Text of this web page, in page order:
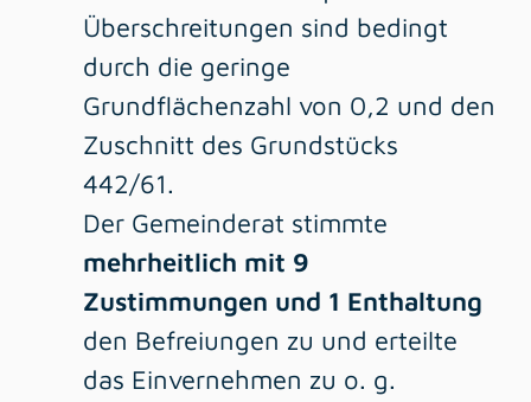
Überschreitungen sind bedingt
durch die geringe
Grundflächenzahl von 0,2 und den
Zuschnitt des Grundstücks
442/61.
Der Gemeinderat stimmte
mehrheitlich mit 9
Zustimmungen und 1 Enthaltung
den Befreiungen zu und erteilte
das Einvernehmen zu o. g.